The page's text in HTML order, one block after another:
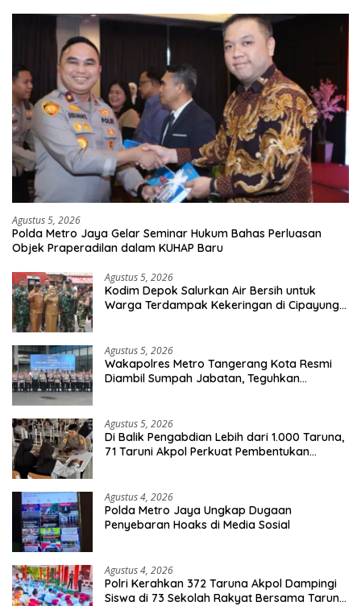
Agustus 5, 2026
Polda Metro Jaya Gelar Seminar Hukum Bahas Perluasan
Objek Praperadilan dalam KUHAP Baru
Agustus 5, 2026
Kodim Depok Salurkan Air Bersih untuk
Warga Terdampak Kekeringan di Cipayung
Agustus 5, 2026
Wakapolres Metro Tangerang Kota Resmi
Diambil Sumpah Jabatan, Teguhkan
Agustus 5, 2026
Di Balik Pengabdian Lebih dari 1.000 Taruna,
71 Taruni Akpol Perkuat Pembentukan
Agustus 4, 2026
Polda Metro Jaya Ungkap Dugaan
Penyebaran Hoaks di Media Sosial
Agustus 4, 2026
Polri Kerahkan 372 Taruna Akpol Dampingi
Siswa di 73 Sekolah Rakyat Bersama Taruna